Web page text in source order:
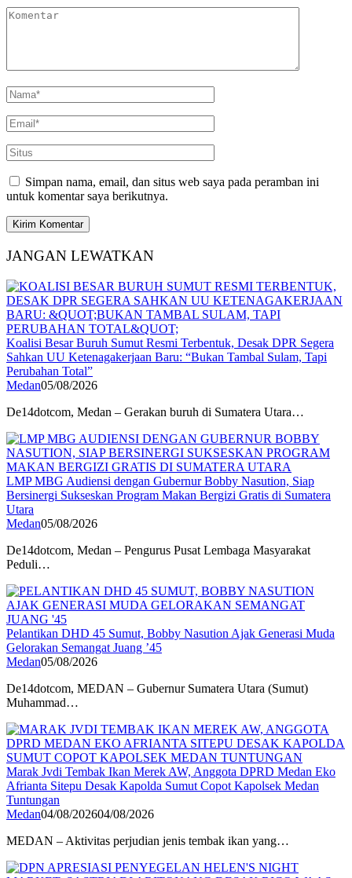
Simpan nama, email, dan situs web saya pada peramban ini
untuk komentar saya berikutnya.
JANGAN LEWATKAN
Koalisi Besar Buruh Sumut Resmi Terbentuk, Desak DPR Segera
Sahkan UU Ketenagakerjaan Baru: “Bukan Tambal Sulam, Tapi
Perubahan Total”
Medan05/08/2026
De14dotcom, Medan – Gerakan buruh di Sumatera Utara…
LMP MBG Audiensi dengan Gubernur Bobby Nasution, Siap
Bersinergi Sukseskan Program Makan Bergizi Gratis di Sumatera
Utara
Medan05/08/2026
De14dotcom, Medan – Pengurus Pusat Lembaga Masyarakat
Peduli…
Pelantikan DHD 45 Sumut, Bobby Nasution Ajak Generasi Muda
Gelorakan Semangat Juang ’45
Medan05/08/2026
De14dotcom, MEDAN – Gubernur Sumatera Utara (Sumut)
Muhammad…
Marak Jvdi Tembak Ikan Merek AW, Anggota DPRD Medan Eko
Afrianta Sitepu Desak Kapolda Sumut Copot Kapolsek Medan
Tuntungan
Medan04/08/202604/08/2026
MEDAN – Aktivitas perjudian jenis tembak ikan yang…